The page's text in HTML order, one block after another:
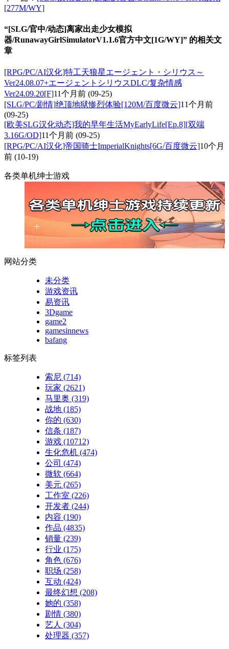
[277M/WY]
“[SLG/官中/动态]离家出走少女模拟
器/RunawayGirlSimulatorV1.1.6官方中文[1G/WY]” 的相关文
章
[RPG/PC/AI汉化]特工天狼星エージェント・シリウス～
Ver24.08.07+エージェントシリウスDLC/复杂情感
Ver24.09.20[F]11个月前 (09-25)
[SLG/PC/剧情]绝顶地狱惨烈体验[120M/百度微云]11个月前
(09-25)
[欧美SLG汉化动态]我的早年生活MyEarlyLife[Ep.8][双端
3.16G/OD]11个月前 (09-25)
[RPG/PC/AI汉化]帝国骑士ImperialKnights[6G/百度微云]10个月
前 (10-19)
各类单机绅士游戏
网站分类
未分类
游戏资讯
易资讯
3Dgame
game2
gamesinnews
bafang
标签列表
索尼 (714)
玩家 (2621)
马里奥 (319)
战地 (185)
你的 (630)
信条 (187)
游戏 (10712)
生化危机 (474)
公司 (474)
微软 (664)
美元 (265)
工作室 (226)
开发者 (244)
内容 (190)
作品 (4835)
销量 (239)
行业 (175)
角色 (676)
职场 (258)
互动 (424)
最终幻想 (208)
她的 (358)
剧情 (380)
艺人 (304)
处理器 (357)